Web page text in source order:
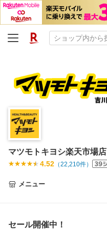
マツモトキヨシ楽天市場店
4.52 （22,210件）
メニュー
セール開催中！